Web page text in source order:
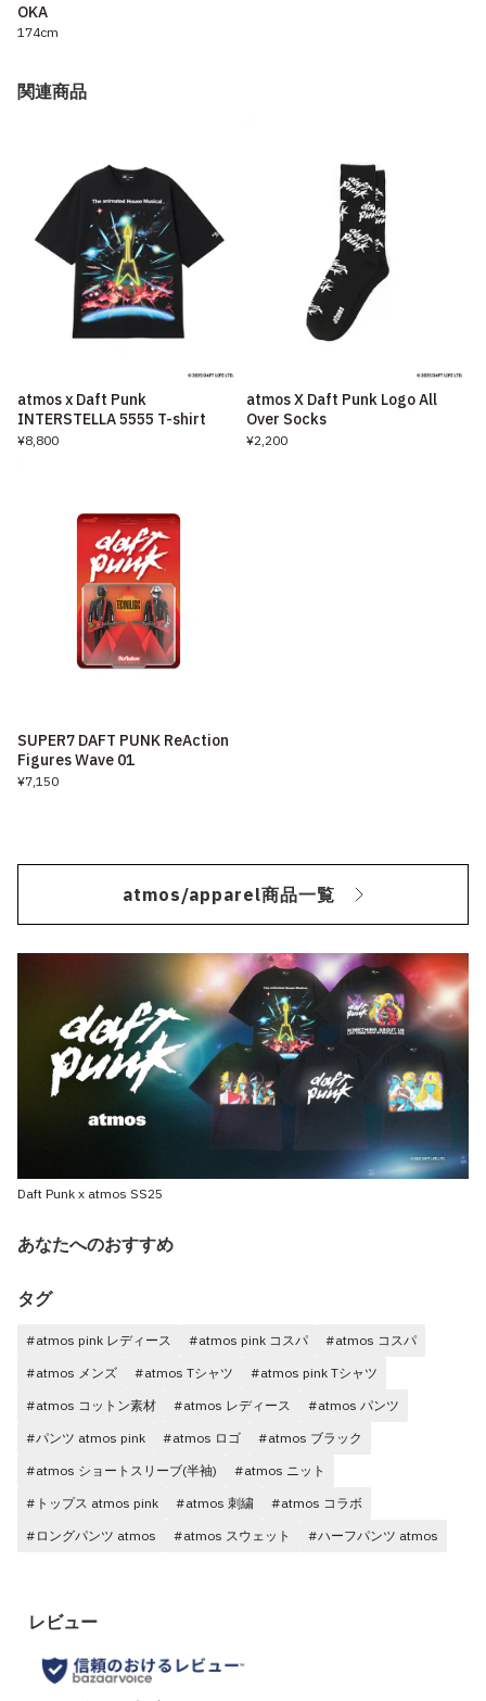
OKA
174cm
関連商品
atmos x Daft Punk
INTERSTELLA 5555 T-shirt
¥8,800
atmos X Daft Punk Logo All
Over Socks
¥2,200
SUPER7 DAFT PUNK ReAction
Figures Wave 01
¥7,150
atmos/apparel商品一覧
Daft Punk x atmos SS25
あなたへのおすすめ
タグ
#atmos pink レディース #atmos pink コスパ
#atmos コスパ
#atmos メンズ
#atmos Tシャツ
#atmos pink Tシャツ
#atmos コットン素材
#atmos レディース
#atmos パンツ
#パンツ atmos pink
#atmos ロゴ
#atmos ブラック
#atmos ショートスリーブ(半袖)
#atmos ニット
#トップス atmos pink
#atmos 刺繍
#atmos コラボ
#ロングパンツ atmos
#atmos スウェット #ハーフパンツ atmos